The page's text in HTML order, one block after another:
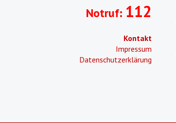
Notruf: 112
Kontakt
Impressum
Datenschutzerklärung